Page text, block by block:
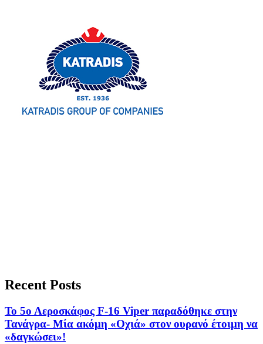
Recent Posts
Το 5ο Αεροσκάφος F-16 Viper παραδόθηκε στην
Τανάγρα- Μία ακόμη «Οχιά» στον ουρανό έτοιμη να
«δαγκώσει»!